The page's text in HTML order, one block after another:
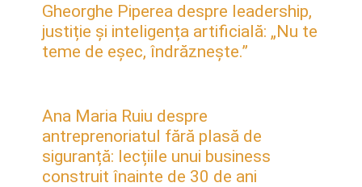
Gheorghe Piperea despre leadership,
justiție și inteligența artificială: „Nu te
teme de eșec, îndrăznește.”
Ana Maria Ruiu despre
antreprenoriatul fără plasă de
siguranță: lecțiile unui business
construit înainte de 30 de ani